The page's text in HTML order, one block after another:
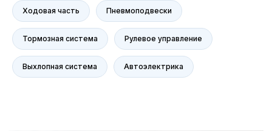
Ходовая часть Пневмоподвески
Тормозная система Рулевое управление
Выхлопная система Автоэлектрика
Сервис Mercedes-Benz
Сервис BMW
Сервис Porsche
Сервис Voyah
Сервис AITO SERES